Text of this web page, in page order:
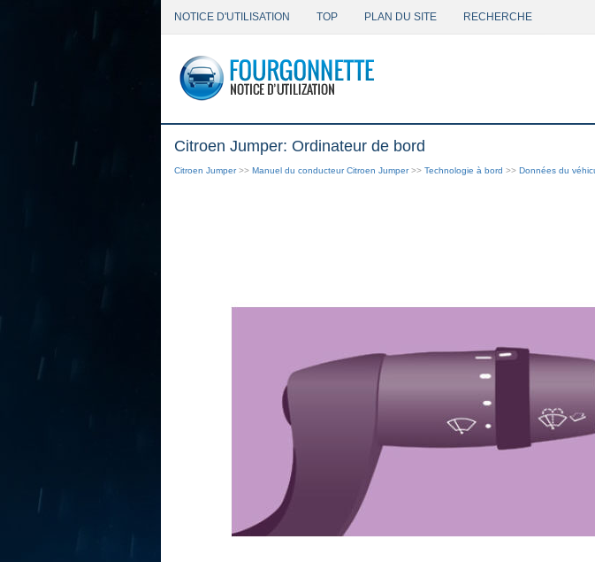
NOTICE D'UTILISATION TOP PLAN DU SITE RECHERCHE
Citroen Jumper: Ordinateur de bord
Citroen Jumper>> Manuel du conducteur Citroen Jumper>> Technologie à bord >> Données du